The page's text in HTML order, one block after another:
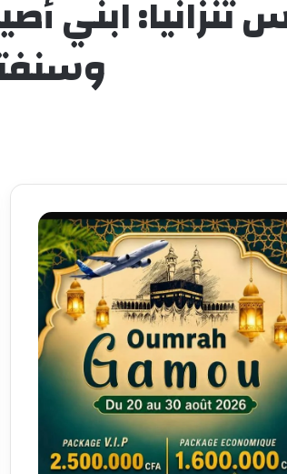
تنزانيا: